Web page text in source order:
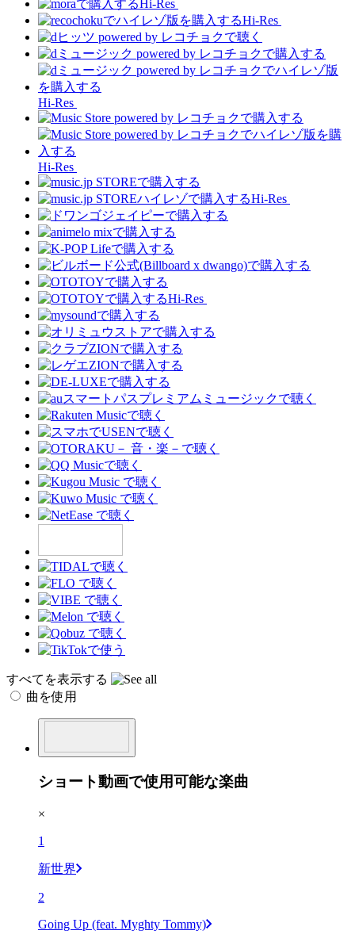
Hi-Res
Hi-Res
Hi-Res
Hi-Res
Hi-Res
Hi-Res
すべてを表示する
曲を使用
ショート動画で使用可能な楽曲
×
1
新世界
2
Going Up (feat. Myghty Tommy)